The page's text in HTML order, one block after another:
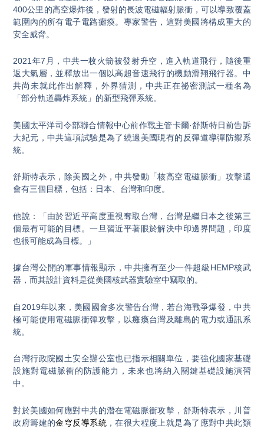
400公里的高空爆炸後，發射的長波電磁輻射脈衝，可以導致覆蓋
範圍內的所有電子電路癱瘓。專家警告，這對美國將構成重大的
安全威脅。
2021年7月，中共一枚火箭被發射升空，進入軌道飛行，隨後重
返大氣層，並釋放出一個以高超音速飛行的機動滑翔飛行器。中
共尚未就此作出解釋，外界猜測，中共正在祕密測試一種名為
「部分軌道轟炸系統」的新型飛彈系統。
美國太平洋司令部聯合情報中心前作戰主管卡爾·舒斯特日前告訴
大紀元，中共這項試驗是為了繞過美國現有的反彈道導彈防禦系
統。
舒斯特表示，除美國之外，中共發動「核高空電磁脈衝」攻擊還
會有三個目標，包括：日本、台灣和印度。
他說：「由於習近平高度重視奪取台灣，台灣是繼日本之後第三
個最有可能的目標。一旦習近平著眼於解決中印邊界問題，印度
也很可能成為目標。」
據台灣公開的軍事情報顯示，中共擁有至少一件超級HEMP核武
器，而其設計資料是從美國核武器實驗室中竊取的。
自2019年以來，美國國會多次警告台灣，若台海戰爭爆發，中共
極可能使用電磁脈衝彈攻擊，以癱瘓台灣及離島的電力或通訊系
統。
台灣行政院國土安全辦公室也已指示相關單位，要強化國家基礎
設施對電磁脈衝的防護能力，未來也將納入關鍵基礎設施演習
中。
對於美國如何應對中共的潛在電磁脈衝攻擊，舒斯特表示，川普
政府籌建的金穹反導系統，在很大程度上就是為了應對中共此類